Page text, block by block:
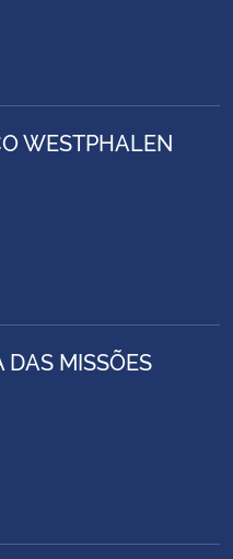
WESTPHALEN
MISSÕES